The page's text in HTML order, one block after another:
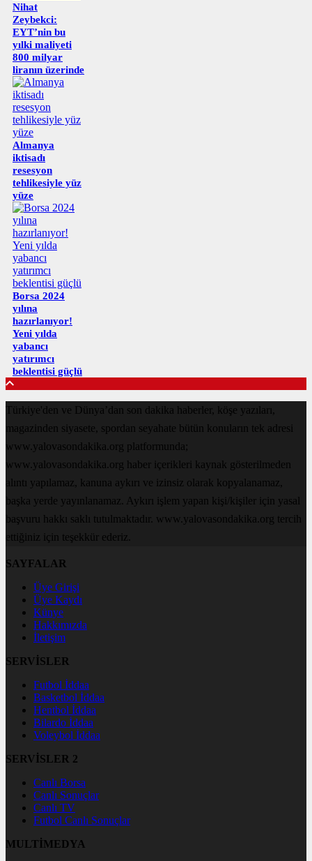
Nihat
Zeybekci:
EYT’nin bu
yılki maliyeti
800 milyar
liranın üzerinde
Almanya
iktisadı
resesyon
tehlikesiyle yüz
yüze
Borsa 2024
yılına
hazırlanıyor!
Yeni yılda
yabancı
yatırımcı
beklentisi güçlü
Türkiye'den ve Dünya’dan son dakika haberler, köşe yazıları,
magazinden siyasete, spordan seyahate bütün konuların tek adresi
www.yalovasondakika.org platformunda;
www.yalovasondakika.org haber içerikleri kaynak gösterilmeden
alıntı yapılamaz, kanuna aykırı ve izinsiz olarak kopyalanamaz,
başka yerde yayınlanamaz. Aykırı işlem yapan kişi/kişiler için yasal
başvuru hakkı saklı tutulmaktadır. www.yalovasondakika.org tercih
ettiğiniz için teşekkür ederiz.
SAYFALAR
Üye Girişi
Üye Kaydı
Künye
Hakkımızda
İletişim
SERVİSLER
Futbol İddaa
Basketbol İddaa
Hentbol İddaa
Bilardo İddaa
Voleybol İddaa
SERVİSLER 2
Canlı Borsa
Canlı Sonuçlar
Canlı TV
Futbol Canlı Sonuçlar
MULTİMEDYA